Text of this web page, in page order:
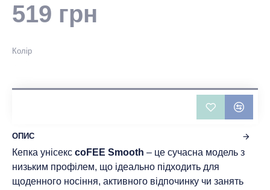
Написати відгук
519 грн
Колір
ОПИС
Кепка унісекс coFEE Smooth – це сучасна модель з
низьким профілем, що ідеально підходить для
щоденного носіння, активного відпочинку чи занять